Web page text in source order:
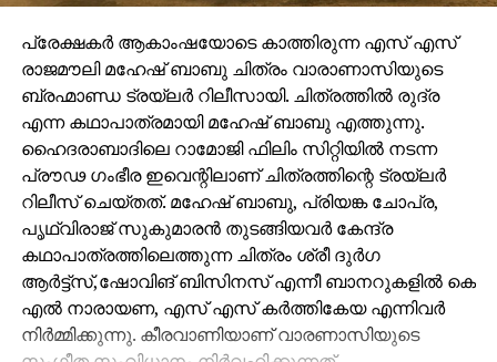
പ്രേക്ഷകർ ആകാംഷയോടെ കാത്തിരുന്ന എസ് എസ്
രാജമൗലി മഹേഷ് ബാബു ചിത്രം വാരാണാസിയുടെ
ബ്രഹ്മാണ്ഡ ട്രയ്ലർ റിലീസായി. ചിത്രത്തിൽ രുദ്ര
എന്ന കഥാപാത്രമായി മഹേഷ് ബാബു എത്തുന്നു.
ഹൈദരാബാദിലെ റാമോജി ഫിലിം സിറ്റിയിൽ നടന്ന
പ്രൗഢ ഗംഭീര ഇവെന്റിലാണ് ചിത്രത്തിന്റെ ട്രയ്ലർ
റിലീസ് ചെയ്തത്. മഹേഷ് ബാബു, പ്രിയങ്ക ചോപ്ര,
പൃഥ്വിരാജ് സുകുമാരൻ തുടങ്ങിയവർ കേന്ദ്ര
കഥാപാത്രത്തിലെത്തുന്ന ചിത്രം ശ്രീ ദുർഗ
ആർട്ട്സ്,ഷോവിങ് ബിസിനസ് എന്നീ ബാനറുകളിൽ കെ
എൽ നാരായണ, എസ് എസ് കർത്തികേയ എന്നിവർ
നിർമ്മിക്കുന്നു. കീരവാണിയാണ് വാരണാസിയുടെ